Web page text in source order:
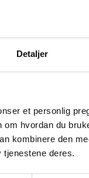
Detaljer
et personlig
hvordan du
kombinere den
tjenestene deres.
om
av å
for
når de